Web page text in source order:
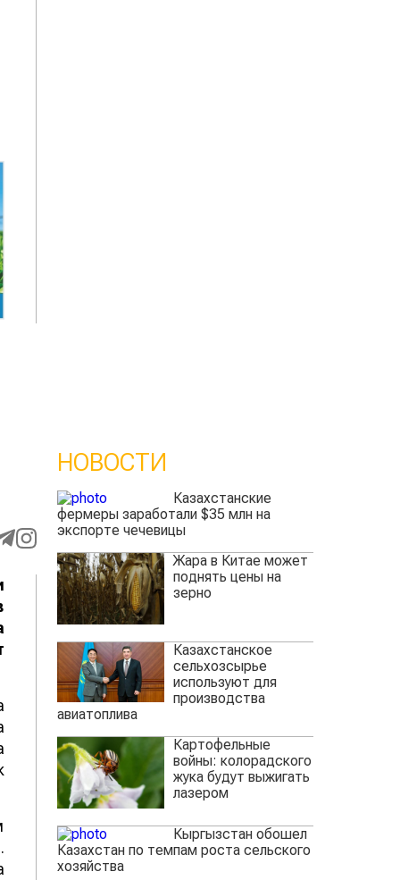
НОВОСТИ
Казахстанские
фермеры заработали $35 млн на
экспорте чечевицы
Жара в Китае может
поднять цены на
зерно
Казахстанское
сельхозсырье
используют для
производства
авиатоплива
Картофельные
войны: колорадского
жука будут выжигать
лазером
Кыргызстан обошел
Казахстан по темпам роста сельского
хозяйства